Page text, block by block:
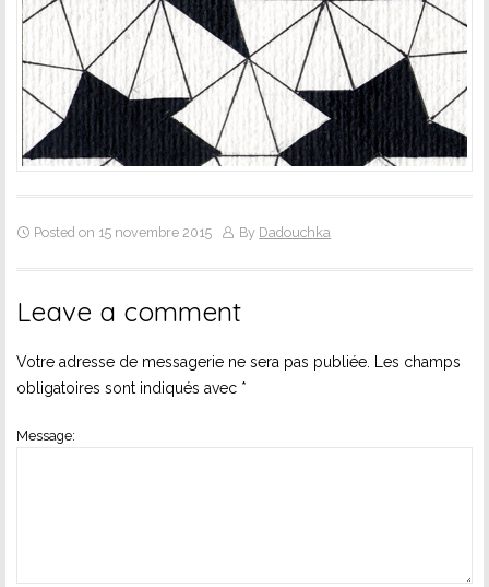
Posted on 15 novembre 2015 By Dadouchka
Leave a comment
Votre adresse de messagerie ne sera pas publiée.
Les champs
obligatoires sont indiqués avec *
Message: